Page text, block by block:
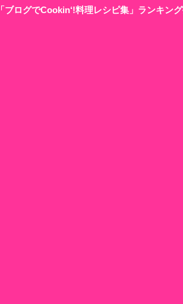
「ブログでCookin‘!料理レシピ集」ランキン